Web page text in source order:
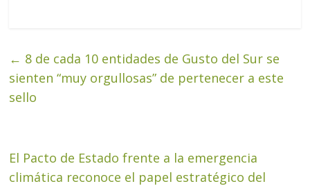
← 8 de cada 10 entidades de Gusto del Sur se
sienten “muy orgullosas” de pertenecer a este
sello
El Pacto de Estado frente a la emergencia
climática reconoce el papel estratégico del